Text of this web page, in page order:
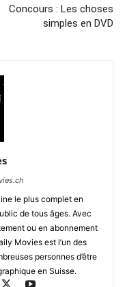
Concours : Les choses
simples en DVD
le plus complet en
de tous âges. Avec
ou en abonnement
Movies est l’un des
personnes d’être
en Suisse.